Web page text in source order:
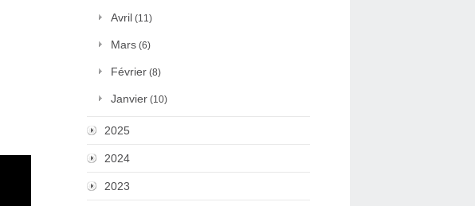
Avril (11)
Mars (6)
Février (8)
Janvier (10)
2025
2024
2023